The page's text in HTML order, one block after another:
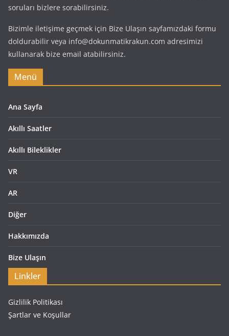
soruları bizlere sorabilirsiniz.
Bizimle iletişime geçmek için Bize Ulaşın sayfamızdaki formu
doldurabilir veya info@dokunmatikrakun.com adresimizi
kullanarak bize email atabilirsiniz.
Menü
Ana Sayfa
Akıllı Saatler
Akıllı Bileklikler
VR
AR
Diğer
Hakkımızda
Bize Ulaşın
Linkler
Gizlilik Politikası
Şartlar ve Koşullar